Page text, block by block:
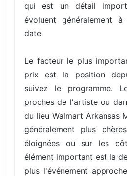
qui est un détail
évoluent généralement
date.
Le facteur le plus
prix est la position
suivez le programme.
proches de l'artiste ou
du lieu Walmart Arkansas
généralement plus
éloignées ou sur les
élément important est la
plus l'événement